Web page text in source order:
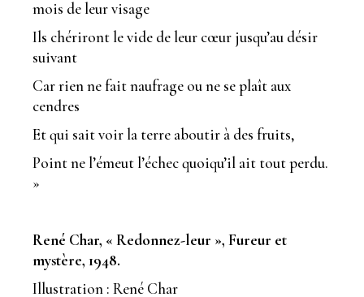
mois de leur visage
Ils chériront le vide de leur cœur jusqu’au désir
suivant
Car rien ne fait naufrage ou ne se plaît aux
cendres
Et qui sait voir la terre aboutir à des fruits,
Point ne l’émeut l’échec quoiqu’il ait tout perdu.
»
René Char, « Redonnez-leur », Fureur et
mystère, 1948.
Illustration : René Char